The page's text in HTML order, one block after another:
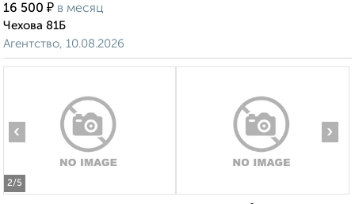
16 500 ₽ в месяц
Чехова 81Б
Агентство, 10.08.2026
2/5
‹ ›